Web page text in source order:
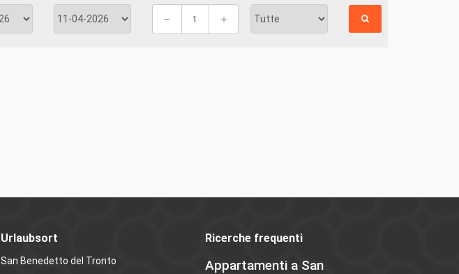
Urlaubsort
San Benedetto del Tronto
Ricerche frequenti
Appartamenti a San